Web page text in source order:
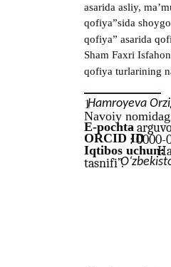
asarida asliy,
qofiya”sida
qofiya” asarida
Sham Faxri
qofiya turlarining
1Hamroyeva
Navoiy
E-pochta
–
ORCID ID: 0000-
Iqtibos uchun:
tasnifi”.